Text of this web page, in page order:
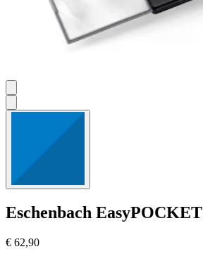
Eschenbach
€ 62,90